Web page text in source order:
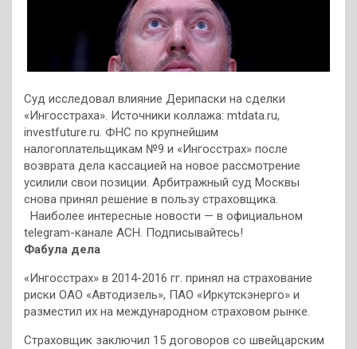
Суд исследовал влияние Дерипаски на сделки
«Ингосстраха». Источники коллажа: mtdata.ru,
investfuture.ru. ФНС по крупнейшим
налогоплательщикам №9 и «Ингосстрах» после
возврата дела кассацией на новое рассмотрение
усилили свои позиции. Арбитражный суд Москвы
снова принял решение в пользу страховщика.
Наиболее интересные новости — в официальном
telegram-канале АСН. Подписывайтесь!
Фабула дела
«Ингосстрах» в 2014-2016 гг. принял на страхование
риски ОАО «Автодизель», ПАО «Иркутскэнерго» и
разместил их на международном страховом рынке.
Страховщик заключил 15 договоров со швейцарским